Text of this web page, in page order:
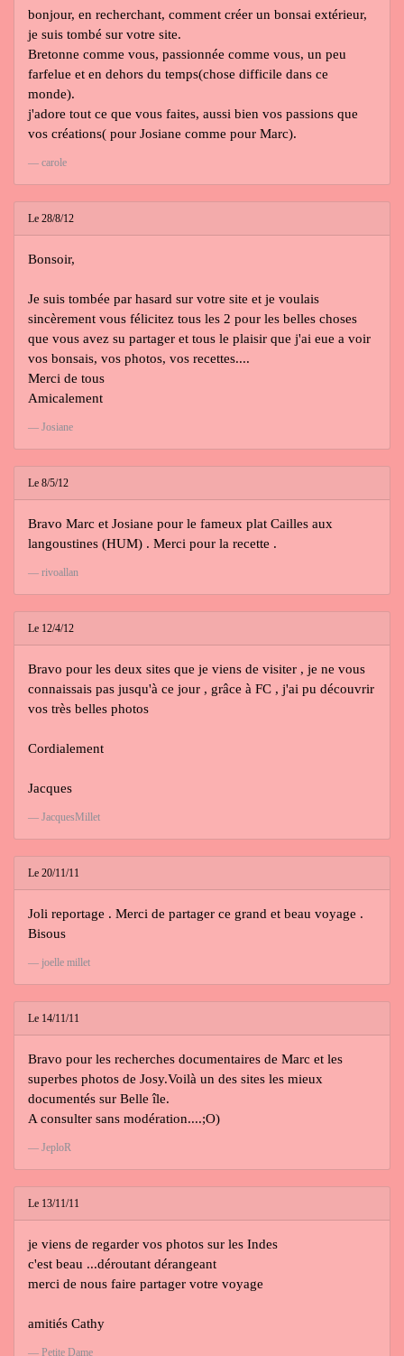
bonjour, en recherchant, comment créer un bonsai extérieur,
je suis tombé sur votre site.
Bretonne comme vous, passionnée comme vous, un peu
farfelue et en dehors du temps(chose difficile dans ce
monde).
j'adore tout ce que vous faites, aussi bien vos passions que
vos créations( pour Josiane comme pour Marc).
carole
Le 28/8/12
Bonsoir,
Je suis tombée par hasard sur votre site et je voulais
sincèrement vous félicitez tous les 2 pour les belles choses
que vous avez su partager et tous le plaisir que j'ai eue a voir
vos bonsais, vos photos, vos recettes....
Merci de tous
Amicalement
Josiane
Le 8/5/12
Bravo Marc et Josiane pour le fameux plat Cailles aux
langoustines (HUM) . Merci pour la recette .
rivoallan
Le 12/4/12
Bravo pour les deux sites que je viens de visiter , je ne vous
connaissais pas jusqu'à ce jour , grâce à FC , j'ai pu découvrir
vos très belles photos
Cordialement
Jacques
JacquesMillet
Le 20/11/11
Joli reportage . Merci de partager ce grand et beau voyage .
Bisous
joelle millet
Le 14/11/11
Bravo pour les recherches documentaires de Marc et les
superbes photos de Josy.Voilà un des sites les mieux
documentés sur Belle île.
A consulter sans modération....;O)
JeploR
Le 13/11/11
je viens de regarder vos photos sur les Indes
c'est beau ...déroutant dérangeant
merci de nous faire partager votre voyage
amitiés Cathy
Petite Dame